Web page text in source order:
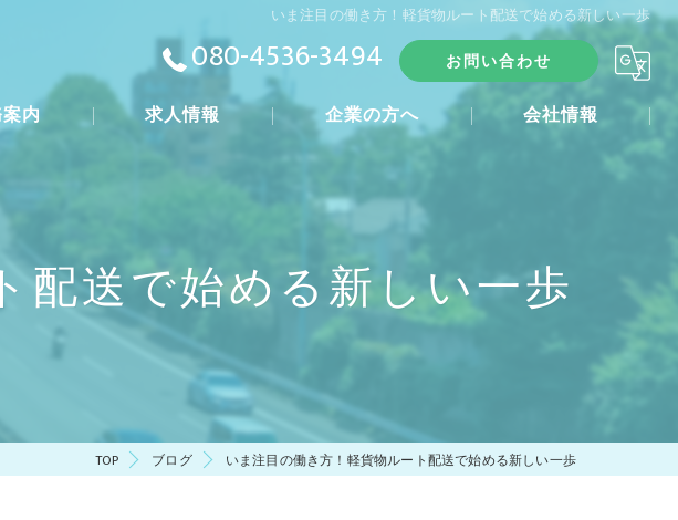
いま注目の働き方！軽貨物ルート配送で始める新しい一歩
080-4536-3494 お問い合わせ
内 求人情報 企業の方へ 会社情報
配送で始める新しい一歩
TOP ブログ いま注目の働き方！軽貨物ルート配送で始める新しい一歩